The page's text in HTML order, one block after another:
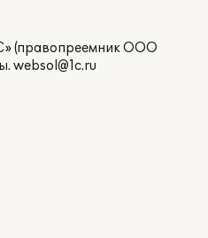
(правопреемник ООО
websol@1c.ru